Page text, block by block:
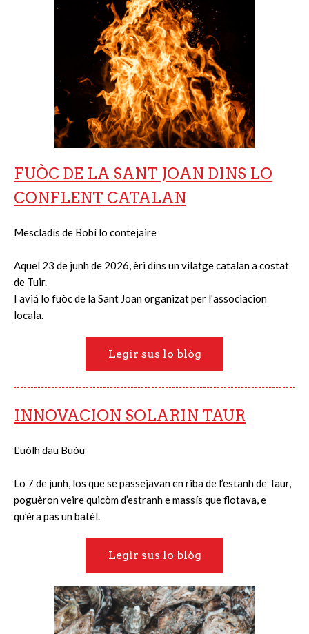
FUÒC DE LA SANT JOAN DINS LO
CONFLENT CATALAN
Mescladís de Bobí lo contejaire
Aquel 23 de junh de 2026, èri dins un vilatge catalan a costat
de Tuir.
I aviá lo fuòc de la Sant Joan organizat per l'associacion
locala.
Legir sus lo blòg
INNOVACION SOLARIN TAUR
L'uòlh dau Buòu
Lo 7 de junh, los que se passejavan en riba de l’estanh de Taur,
poguèron veire quicòm d’estranh e massís que flotava, e
qu’èra pas un batèl.
Legir sus lo blòg